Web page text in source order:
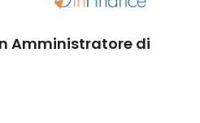
Amministratore di